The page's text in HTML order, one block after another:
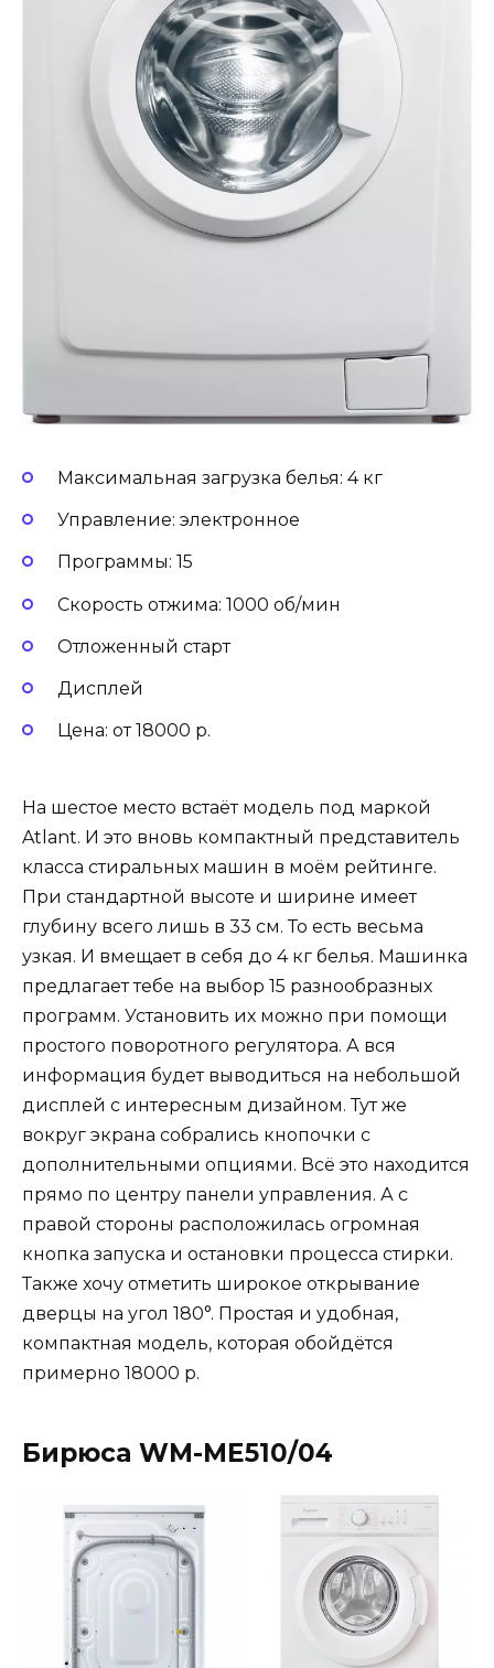
Максимальная загрузка белья: 4 кг
Управление: электронное
Программы: 15
Скорость отжима: 1000 об/мин
Отложенный старт
Дисплей
Цена: от 18000 р.
На шестое место встаёт модель под маркой
Atlant. И это вновь компактный представитель
класса стиральных машин в моём рейтинге.
При стандартной высоте и ширине имеет
глубину всего лишь в 33 см. То есть весьма
узкая. И вмещает в себя до 4 кг белья. Машинка
предлагает тебе на выбор 15 разнообразных
программ. Установить их можно при помощи
простого поворотного регулятора. А вся
информация будет выводиться на небольшой
дисплей с интересным дизайном. Тут же
вокруг экрана собрались кнопочки с
дополнительными опциями. Всё это находится
прямо по центру панели управления. А с
правой стороны расположилась огромная
кнопка запуска и остановки процесса стирки.
Также хочу отметить широкое открывание
дверцы на угол 180°. Простая и удобная,
компактная модель, которая обойдётся
примерно 18000 р.
Бирюса WM-ME510/04